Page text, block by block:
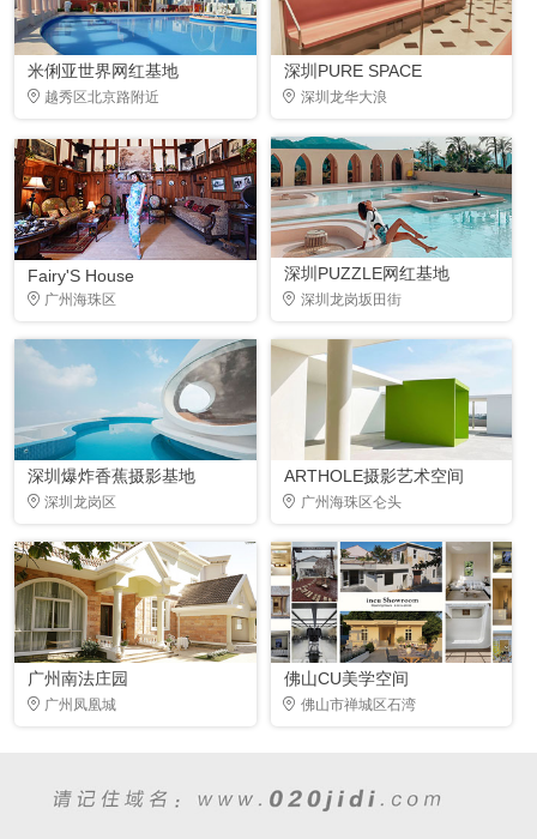
米俐亚世界网红基地
越秀区北京路附近
深圳PURE SPACE
深圳龙华大浪
Fairy'S House
广州海珠区
深圳PUZZLE网红基地
深圳龙岗坂田街
深圳爆炸香蕉摄影基地
深圳龙岗区
ARTHOLE摄影艺术空间
广州海珠区仑头
广州南法庄园
广州凤凰城
佛山CU美学空间
佛山市禅城区石湾